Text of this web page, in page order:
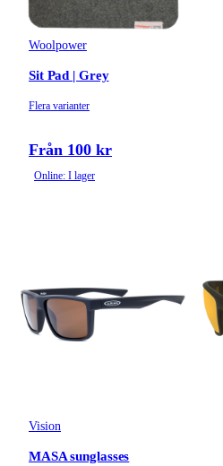
Woolpower
Sit Pad | Grey
Flera varianter
Från 100 kr
Online: I lager
Vision
MASA sunglasses